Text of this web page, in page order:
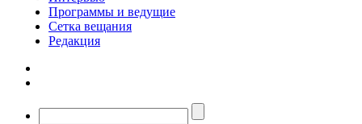
Программы и ведущие
Сетка вещания
Редакция